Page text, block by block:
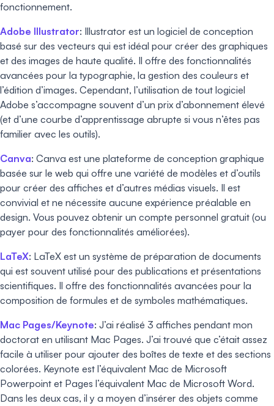
fonctionnement.
Adobe Illustrator: Illustrator est un logiciel de conception
basé sur des vecteurs qui est idéal pour créer des graphiques
et des images de haute qualité. Il offre des fonctionnalités
avancées pour la typographie, la gestion des couleurs et
l’édition d’images. Cependant, l’utilisation de tout logiciel
Adobe s’accompagne souvent d’un prix d’abonnement élevé
(et d’une courbe d’apprentissage abrupte si vous n’êtes pas
familier avec les outils).
Canva: Canva est une plateforme de conception graphique
basée sur le web qui offre une variété de modèles et d’outils
pour créer des affiches et d’autres médias visuels. Il est
convivial et ne nécessite aucune expérience préalable en
design. Vous pouvez obtenir un compte personnel gratuit (ou
payer pour des fonctionnalités améliorées).
LaTeX: LaTeX est un système de préparation de documents
qui est souvent utilisé pour des publications et présentations
scientifiques. Il offre des fonctionnalités avancées pour la
composition de formules et de symboles mathématiques.
Mac Pages/Keynote: J’ai réalisé 3 affiches pendant mon
doctorat en utilisant Mac Pages. J’ai trouvé que c’était assez
facile à utiliser pour ajouter des boîtes de texte et des sections
colorées. Keynote est l’équivalent Mac de Microsoft
Powerpoint et Pages l’équivalent Mac de Microsoft Word.
Dans les deux cas, il y a moyen d’insérer des objets comme